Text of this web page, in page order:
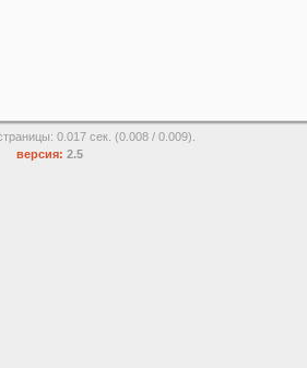
0.017 сек. (0.008 / 0.009).
версия: 2.5